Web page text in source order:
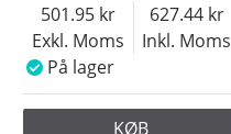
Exkl. Moms
501.95
Inkl. Moms
627.44
På lager
KØB